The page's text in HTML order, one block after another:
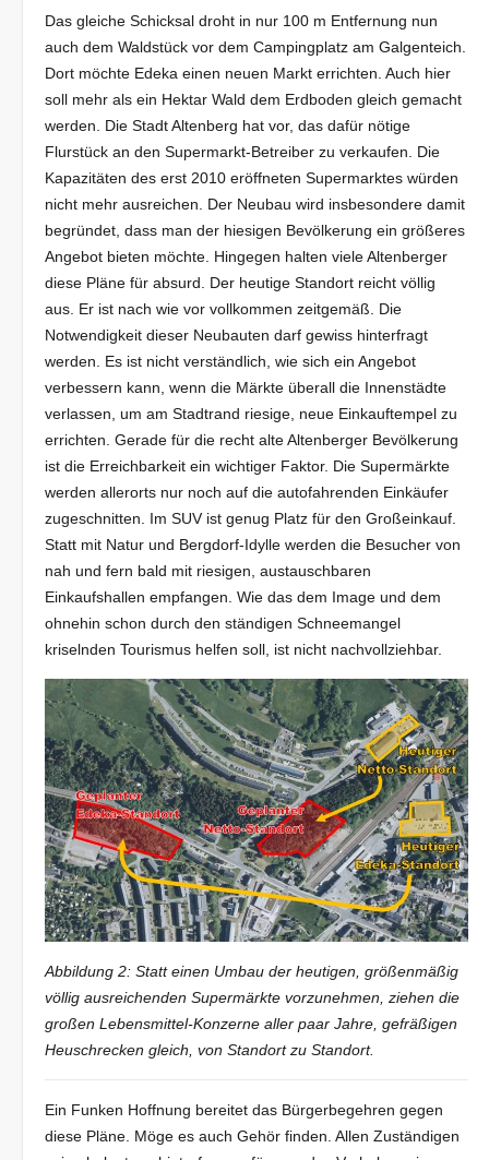
Das gleiche Schicksal droht in nur 100 m Entfernung nun
auch dem Waldstück vor dem Campingplatz am Galgenteich.
Dort möchte Edeka einen neuen Markt errichten. Auch hier
soll mehr als ein Hektar Wald dem Erdboden gleich gemacht
werden. Die Stadt Altenberg hat vor, das dafür nötige
Flurstück an den Supermarkt-Betreiber zu verkaufen. Die
Kapazitäten des erst 2010 eröffneten Supermarktes würden
nicht mehr ausreichen. Der Neubau wird insbesondere damit
begründet, dass man der hiesigen Bevölkerung ein größeres
Angebot bieten möchte. Hingegen halten viele Altenberger
diese Pläne für absurd. Der heutige Standort reicht völlig
aus. Er ist nach wie vor vollkommen zeitgemäß. Die
Notwendigkeit dieser Neubauten darf gewiss hinterfragt
werden. Es ist nicht verständlich, wie sich ein Angebot
verbessern kann, wenn die Märkte überall die Innenstädte
verlassen, um am Stadtrand riesige, neue Einkauftempel zu
errichten. Gerade für die recht alte Altenberger Bevölkerung
ist die Erreichbarkeit ein wichtiger Faktor. Die Supermärkte
werden allerorts nur noch auf die autofahrenden Einkäufer
zugeschnitten. Im SUV ist genug Platz für den Großeinkauf.
Statt mit Natur und Bergdorf-Idylle werden die Besucher von
nah und fern bald mit riesigen, austauschbaren
Einkaufshallen empfangen. Wie das dem Image und dem
ohnehin schon durch den ständigen Schneemangel
kriselnden Tourismus helfen soll, ist nicht nachvollziehbar.
Abbildung 2: Statt einen Umbau der heutigen, größenmäßig
völlig ausreichenden Supermärkte vorzunehmen, ziehen die
großen Lebensmittel-Konzerne aller paar Jahre, gefräßigen
Heuschrecken gleich, von Standort zu Standort.
Ein Funken Hoffnung bereitet das Bürgerbegehren gegen
diese Pläne. Möge es auch Gehör finden. Allen Zuständigen